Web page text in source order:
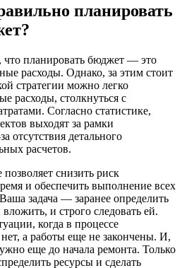
планировать
что планировать бюджет — это
расходы. Однако, за этим стоит
стратегии можно легко
расходы, столкнуться с
Согласно статистике,
выходят за рамки
отсутствия детального
расчетов.
снизить риск
и обеспечить выполнение всех
задача — заранее определить
и строго следовать ей.
когда в процессе
а работы еще не закончены. И,
еще до начала ремонта. Только
ресурсы и сделать